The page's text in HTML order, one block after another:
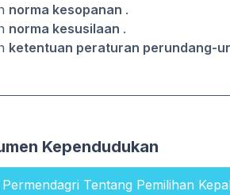
norma kesopanan .
norma kesusilaan .
ketentuan peraturan perundang-
Kependudukan
Permendagri Tentang Pemilihan